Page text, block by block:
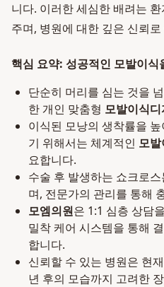
니다. 이러한 세심한 배려는
주며, 병원에 대한 깊은 신뢰
핵심 요약: 성공적인 모발이식
단순히 머리를 심는 것을
한 개인 맞춤형 모발이식디
이식된 모낭의 생착률을
기 위해서는 체계적인 모
요합니다.
수술 후 발생하는 쇼크로
며, 전문가의 관리를 통해
모엠의원은 1:1 심층 상담
밀착 케어 시스템을 통해
합니다.
신뢰할 수 있는 병원은 현
년 후의 모습까지 고려한